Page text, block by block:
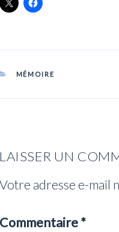
CATÉGORIES
MÉMOIRE
LAISSER UN
Votre adresse e-mail
Commentaire*